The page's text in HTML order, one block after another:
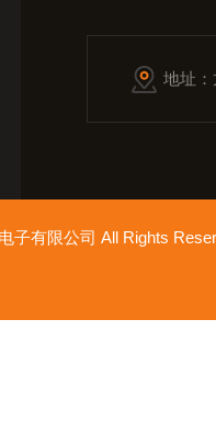
地址
子有限公司 All Rights